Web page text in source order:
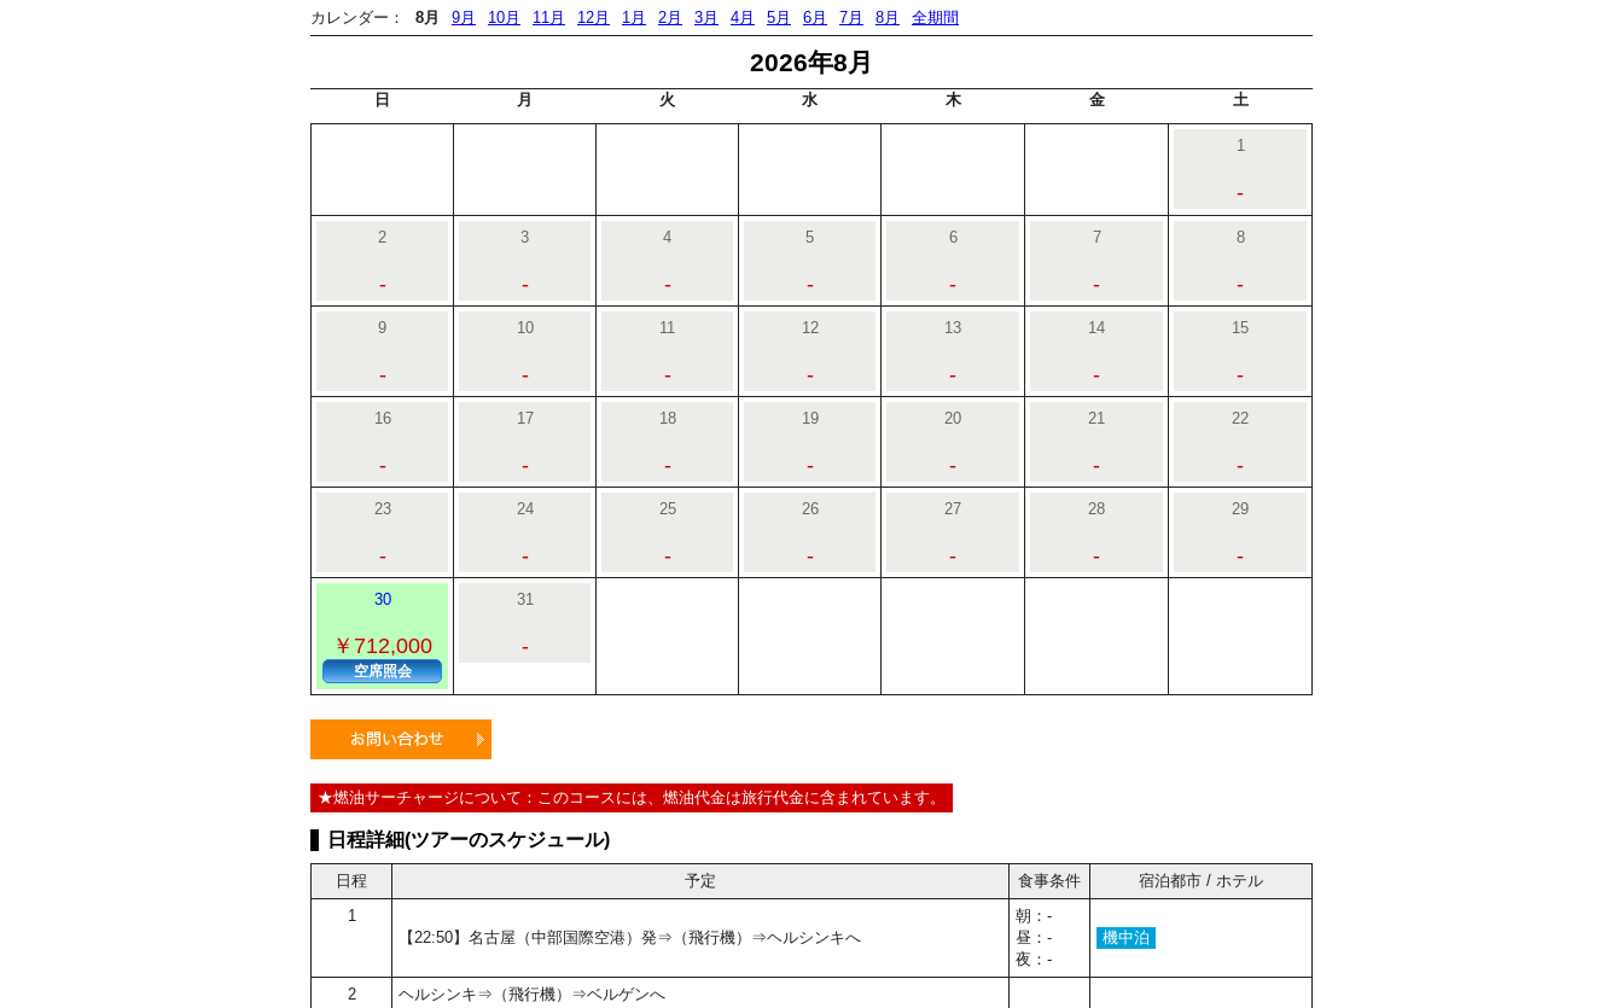
カレンダー：
8月 9月 10月 11月 12月 1月 2月 3月 4月 5月 6月 7月 8月 全期間
2026年8月
日 月 火 水 木 金 土
1
-
2
-
3
-
4
-
5
-
6
-
7
-
8
-
9
-
10
-
11
-
12
-
13
-
14
-
15
-
16
-
17
-
18
-
19
-
20
-
21
-
22
-
23
-
24
-
25
-
26
-
27
-
28
-
29
-
30
￥712,000
空席照会
31
-
★燃油サーチャージについて：このコースには、燃油代金は旅行代金に含まれています。
日程詳細(ツアーのスケジュール)
日程 予定 食事条件
宿泊都市 / ホテル
1
【22:50】名古屋（中部国際空港）発⇒（飛行機）⇒ヘルシンキへ
朝：-
昼：-
夜：-
機中泊
2
ヘルシンキ⇒（飛行機）⇒ベルゲンへ